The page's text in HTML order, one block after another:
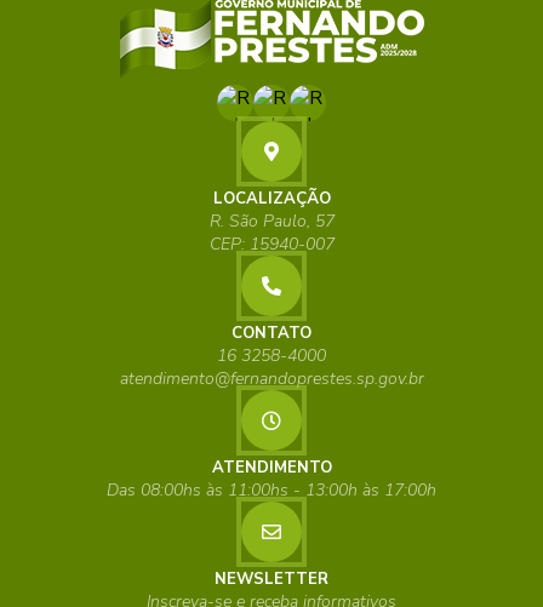
LOCALIZAÇÃO
R. São Paulo, 57
CEP: 15940-007
CONTATO
16 3258-4000
atendimento@fernandoprestes.sp.gov.br
ATENDIMENTO
Das 08:00hs às 11:00hs - 13:00h às 17:00h
NEWSLETTER
Inscreva-se e receba informativos